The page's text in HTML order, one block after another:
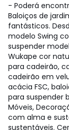
- Poderá
Baloiços de
fantásticos.
modelo Swing
suspender
Wukape cor
para cadeirão,
cadeirão em
acácia FSC,
para suspender
Móveis,
com alma e
sustentáveis.